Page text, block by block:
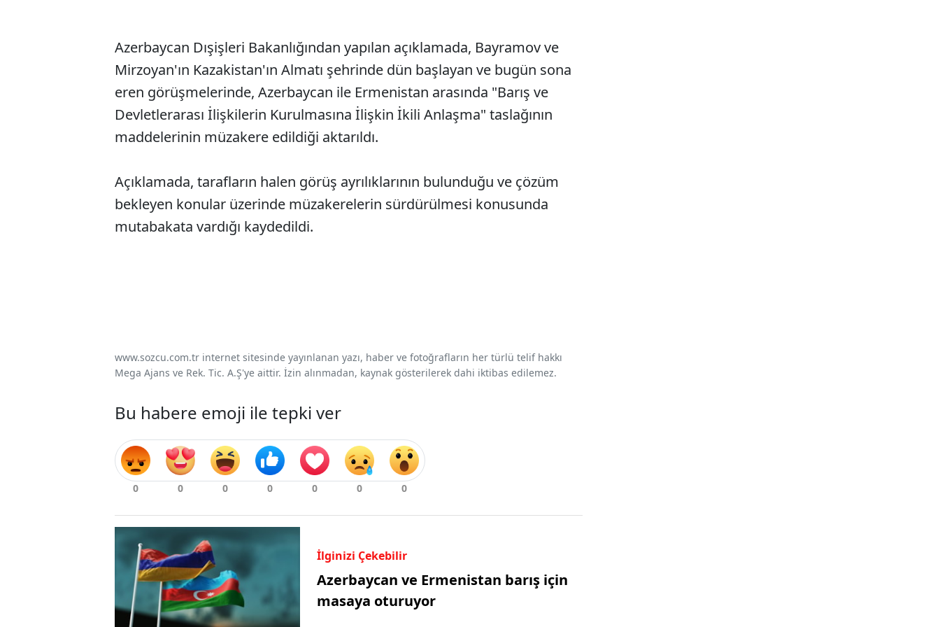
Azerbaycan Dışişleri Bakanlığından yapılan açıklamada, Bayramov ve
Mirzoyan'ın Kazakistan'ın Almatı şehrinde dün başlayan ve bugün sona
eren görüşmelerinde, Azerbaycan ile Ermenistan arasında "Barış ve
Devletlerarası İlişkilerin Kurulmasına İlişkin İkili Anlaşma" taslağının
maddelerinin müzakere edildiği aktarıldı.
Açıklamada, tarafların halen görüş ayrılıklarının bulunduğu ve çözüm
bekleyen konular üzerinde müzakerelerin sürdürülmesi konusunda
mutabakata vardığı kaydedildi.
www.sozcu.com.tr internet sitesinde yayınlanan yazı, haber ve fotoğrafların her türlü telif hakkı
Mega Ajans ve Rek. Tic. A.Ş'ye aittir. İzin alınmadan, kaynak gösterilerek dahi iktibas edilemez.
Bu habere emoji ile tepki ver
İlginizi Çekebilir
Azerbaycan ve Ermenistan barış için
masaya oturuyor